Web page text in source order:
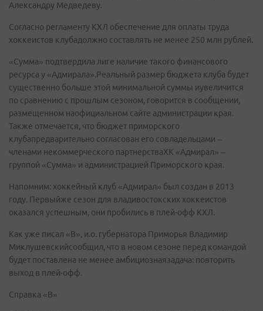
Александру Медведеву.
Согласно регламенту КХЛ обеспечение для оплаты труда
хоккеистов клубадолжно составлять не менее 250 млн рублей.
«Сумма» подтвердила лиге наличие такого финансового
ресурса у «Адмирала».Реальный размер бюджета клуба будет
существенно больше этой минимальной суммы иувеличится
по сравнению с прошлым сезоном, говорится в сообщении,
размещенном наофициальном сайте администрации края.
Также отмечается, что бюджет приморского
клубапредварительно согласован его совладельцами –
членами некоммерческого партнерстваХК «Адмирал» –
группой «Сумма» и администрацией Приморского края.
Напомним: хоккейный клуб «Адмирал» был создан в 2013
году. Первыйже сезон для владивостокских хоккеистов
оказался успешным, они пробились в плей-офф КХЛ.
Как уже писал «В», и.о. губернатора Приморья Владимир
Миклушевскийсообщил, что в новом сезоне перед командой
будет поставлена не менее амбициознаязадача: повторить
выход в плей-офф.
Справка «В»